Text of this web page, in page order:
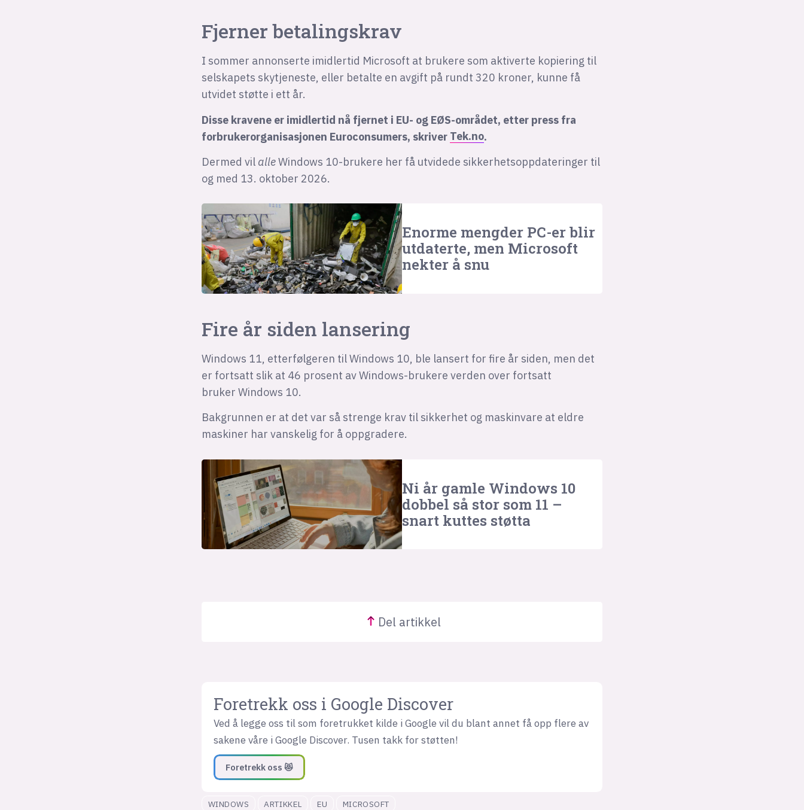
Fjerner betalingskrav
I sommer annonserte imidlertid Microsoft at brukere som aktiverte kopiering til
selskapets skytjeneste, eller betalte en avgift på rundt 320 kroner, kunne få
utvidet støtte i ett år.
Disse kravene er imidlertid nå fjernet i EU- og EØS-området, etter press fra
forbrukerorganisasjonen Euroconsumers, skriver Tek.no.
Dermed vil alleWindows 10-brukere her få utvidede sikkerhetsoppdateringer til
og med 13. oktober 2026.
Enorme mengder PC-er blir
utdaterte, men Microsoft
nekter å snu
Fire år siden lansering
Windows 11, etterfølgeren til Windows 10, ble lansert for fire år siden, men det
er fortsatt slik at 46 prosent av Windows-brukere verden over fortsatt
bruker Windows 10.
Bakgrunnen er at det var så strenge krav til sikkerhet og maskinvare at eldre
maskiner har vanskelig for å oppgradere.
Ni år gamle Windows 10
dobbel så stor som 11 –
snart kuttes støtta
Del artikkel
Foretrekk oss i Google Discover
Ved å legge oss til som foretrukket kilde i Google vil du blant annet få opp flere av
sakene våre i Google Discover. Tusen takk for støtten!
Foretrekk oss 😻
WINDOWS ARTIKKEL EU MICROSOFT